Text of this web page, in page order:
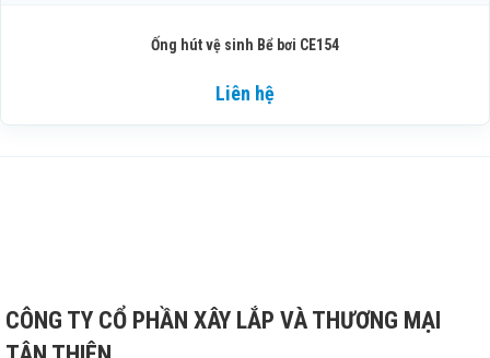
Ống hút vệ sinh Bể bơi CE154
Liên hệ
CÔNG TY CỔ PHẦN XÂY LẮP VÀ THƯƠNG MẠI